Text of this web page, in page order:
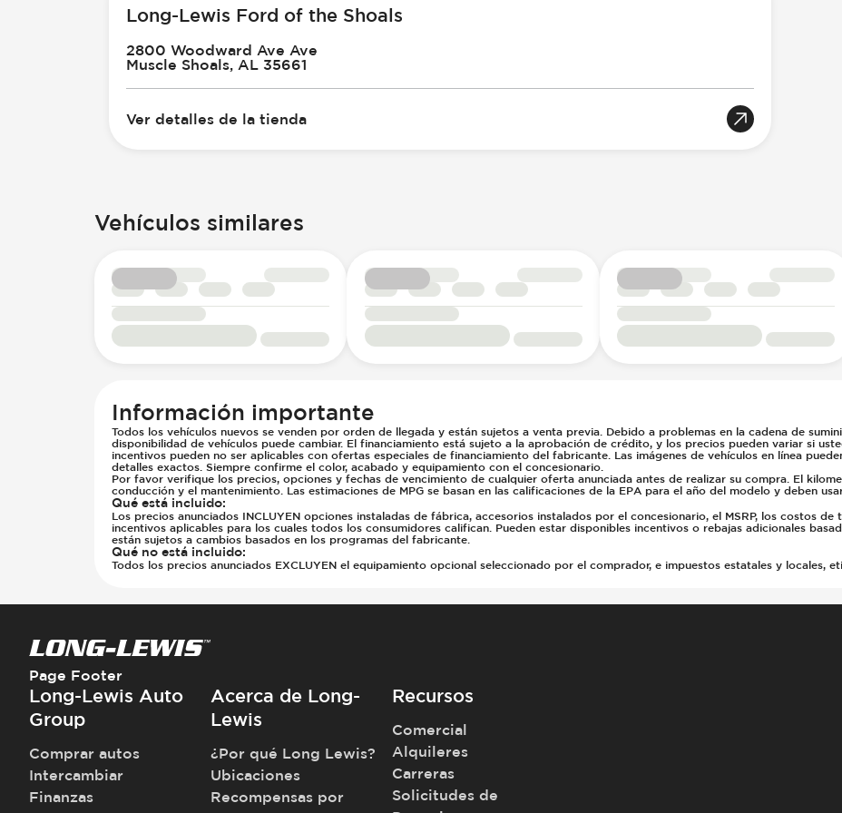
Long-Lewis Ford of the Shoals
2800 Woodward Ave Ave
Muscle Shoals, AL 35661
Ver detalles de la tienda
Vehículos similares
Información importante
Todos los vehículos nuevos se venden por orden de llegada y están sujetos a venta previa. Debido a problemas en la cadena de
disponibilidad de vehículos puede cambiar. El financiamiento está sujeto a la aprobación de crédito, y los precios pueden variar si
incentivos pueden no ser aplicables con ofertas especiales de financiamiento del fabricante. Las imágenes de vehículos en línea
detalles exactos. Siempre confirme el color, acabado y equipamiento con el concesionario.
Por favor verifique los precios, opciones y fechas de vencimiento de cualquier oferta anunciada antes de realizar su compra. El
conducción y el mantenimiento. Las estimaciones de MPG se basan en las calificaciones de la EPA para el año del modelo y deben
Qué está incluido:
Los precios anunciados INCLUYEN opciones instaladas de fábrica, accesorios instalados por el concesionario, el MSRP, los costos
incentivos aplicables para los cuales todos los consumidores califican. Pueden estar disponibles incentivos o rebajas adicionales
están sujetos a cambios basados en los programas del fabricante.
Qué no está incluido:
Todos los precios anunciados EXCLUYEN el equipamiento opcional seleccionado por el comprador, e impuestos estatales y locales,
Page Footer
Long-Lewis Auto
Group
Comprar autos
Intercambiar
Finanzas
Acerca de Long-
Lewis
¿Por qué Long Lewis?
Ubicaciones
Recompensas por
Recursos
Comercial
Alquileres
Carreras
Solicitudes de